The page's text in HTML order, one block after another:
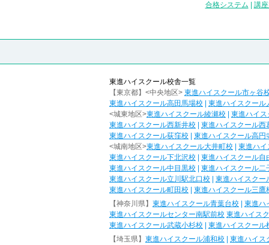
合格システム
講
東進ハイスクール校舎一覧
【東京都】<中央地区> 東進ハイスクール市ヶ谷
東進ハイスクール高田馬場校
東進ハイスクール
<城東地区>東進ハイスクール綾瀬校
東進ハイ
東進ハイスクール西新井校
東進ハイスクール西
東進ハイスクール荻窪校
東進ハイスクール高円
<城南地区>東進ハイスクール大井町校
東進ハイ
東進ハイスクール下北沢校
東進ハイスクール自
東進ハイスクール中目黒校
東進ハイスクール二
東進ハイスクール立川駅北口校
東進ハイスクー
東進ハイスクール町田校
東進ハイスクール三鷹
【神奈川県】 東進ハイスクール青葉台校
東進ハ
東進ハイスクールセンター南駅前校 東進ハイス
東進ハイスクール武蔵小杉校
東進ハイスクール
【埼玉県】 東進ハイスクール浦和校
東進ハイス